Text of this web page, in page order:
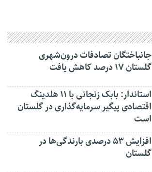
جانباختگان تصادفات درون‌شهری
گلستان ۱۷ درصد کاهش یافت
استاندار: بابک زنجانی با ۱۱ هلدینگ
اقتصادی پیگیر سرمایه‌گذاری در گلستان
است
افزایش ۵۳ درصدی بارندگی‌ها در
گلستان